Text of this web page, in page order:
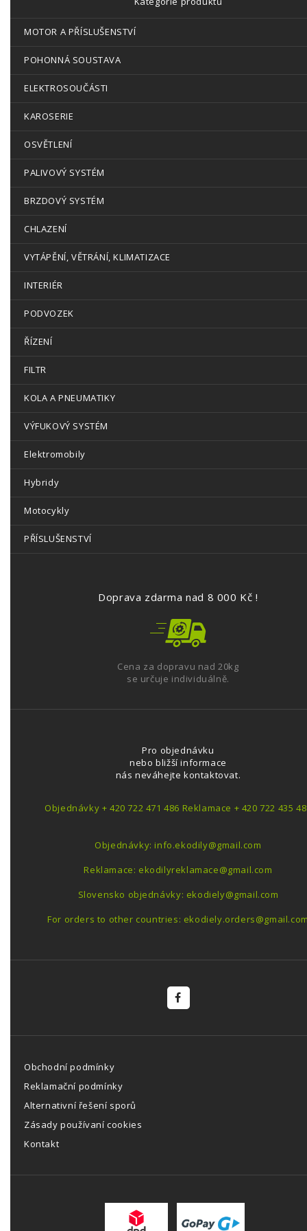
MOTOR A PŘÍSLUŠENSTVÍ
POHONNÁ SOUSTAVA
ELEKTROSOUČÁSTI
KAROSERIE
OSVĚTLENÍ
PALIVOVÝ SYSTÉM
BRZDOVÝ SYSTÉM
CHLAZENÍ
VYTÁPĚNÍ, VĚTRÁNÍ, KLIMATIZACE
INTERIÉR
PODVOZEK
ŘÍZENÍ
FILTR
KOLA A PNEUMATIKY
VÝFUKOVÝ SYSTÉM
Elektromobily
Hybridy
Motocykly
PŘÍSLUŠENSTVÍ
Doprava zdarma nad 8 000 Kč !
Cena za dopravu nad 20kg
se určuje individuálně.
Pro objednávku
nebo bližší informace
nás neváhejte kontaktovat.
Objednávky + 420 722 471 486 Reklamace + 420 722 435
Objednávky: info.ekodily@gmail.com
Reklamace: ekodilyreklamace@gmail.com
Slovensko objednávky: ekodiely@gmail.com
For orders to other countries:
Obchodní podmínky
Reklamační podmínky
Alternativní řešení sporů
Zásady používaní cookies
Kontakt